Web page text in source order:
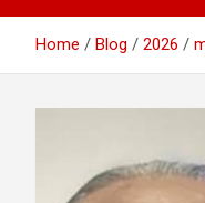
Home Blog 2026